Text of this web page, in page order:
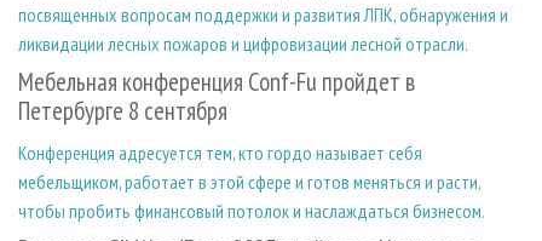
посвященных вопросам поддержки и развития ЛПК, обнаружения и
ликвидации лесных пожаров и цифровизации лесной отрасли.
Мебельная конференция Conf-Fu пройдет в
Петербурге 8 сентября
Конференция адресуется тем, кто гордо называет себя
мебельщиком, работает в этой сфере и готов меняться и расти,
чтобы пробить финансовый потолок и наслаждаться бизнесом.